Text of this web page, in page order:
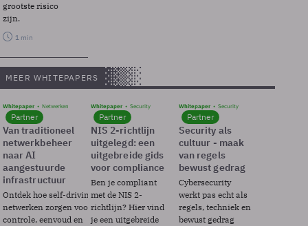
grootste risico
zijn.
1 min
MEER WHITEPAPERS
Whitepaper Netwerken
Partner
Van traditioneel
netwerkbeheer
naar AI
aangestuurde
infrastructuur
Ontdek hoe self-driving
netwerken zorgen voor
controle, eenvoud en
Whitepaper Security
Partner
NIS 2-richtlijn
uitgelegd: een
uitgebreide gids
voor compliance
Ben je compliant
met de NIS 2-
richtlijn? Hier vind
je een uitgebreide
Whitepaper Security
Partner
Security als
cultuur - maak
van regels
bewust gedrag
Cybersecurity
werkt pas echt als
regels, techniek en
bewust gedrag